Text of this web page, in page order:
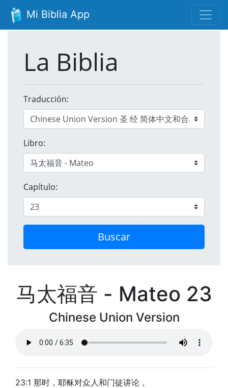
Mi Biblia App
La Biblia
Traducción:
Libro:
Capítulo:
Buscar
马太福音 - Mateo 23
Chinese Union Version
23:1 那时，耶稣对众人和门徒讲论，